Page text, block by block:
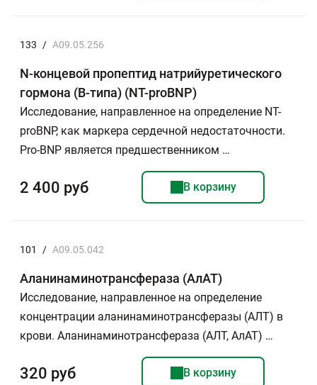
133 / A09.05.256
N-концевой пропептид натрийуретического
гормона (В-типа) (NT-proBNP)
Исследование, направленное на определение NT-
proBNP, как маркера сердечной недостаточности.
Рro-BNP является предшественником …
2 400 руб В корзину
101 / A09.05.042
Аланинаминотрансфераза (АлАТ)
Исследование, направленное на определение
концентрации аланинаминотрансферазы (АЛТ) в
крови. Аланинаминотрансфераза (АЛТ, АлАТ) …
320 руб В корзину